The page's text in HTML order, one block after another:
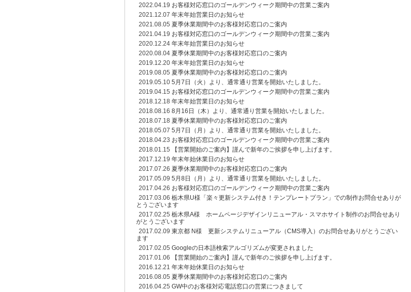
2022.04.19 お客様対応窓口のゴールデンウィーク期間中の営業ご案内
2021.12.07 年末年始営業日のお知らせ
2021.08.05 夏季休業期間中のお客様対応窓口のご案内
2021.04.19 お客様対応窓口のゴールデンウィーク期間中の営業ご案内
2020.12.24 年末年始営業日のお知らせ
2020.08.04 夏季休業期間中のお客様対応窓口のご案内
2019.12.20 年末年始営業日のお知らせ
2019.08.05 夏季休業期間中のお客様対応窓口のご案内
2019.05.10 5月7日（火）より、通常通り営業を開始いたしました。
2019.04.15 お客様対応窓口のゴールデンウィーク期間中の営業ご案内
2018.12.18 年末年始営業日のお知らせ
2018.08.16 8月16日（木）より、通常通り営業を開始いたしました。
2018.07.18 夏季休業期間中のお客様対応窓口のご案内
2018.05.07 5月7日（月）より、通常通り営業を開始いたしました。
2018.04.23 お客様対応窓口のゴールデンウィーク期間中の営業ご案内
2018.01.15
【営業開始のご案内】謹んで新年のご挨拶を申し上げます。
2017.12.19 年末年始休業日のお知らせ
2017.07.26 夏季休業期間中のお客様対応窓口のご案内
2017.05.09 5月8日（月）より、通常通り営業を開始いたしました。
2017.04.26 お客様対応窓口のゴールデンウィーク期間中の営業ご案内
2017.03.06 栃木県U様「楽々更新システム付き！テンプレートプラン」での制作お問合せありが
とうございます
2017.02.25 栃木県A様 ホームページデザインリニューアル・スマホサイト制作のお問合せあり
がとうございます
2017.02.09 東京都 N様 更新システムリニューアル（CMS導入）のお問合せありがとうござい
ます
2017.02.05 Googleの日本語検索アルゴリズムが変更されました
2017.01.06
【営業開始のご案内】謹んで新年のご挨拶を申し上げます。
2016.12.21 年末年始休業日のお知らせ
2016.08.05 夏季休業期間中のお客様対応窓口のご案内
2016.04.25 GW中のお客様対応電話窓口の営業につきまして